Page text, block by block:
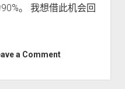
。 我想借此机会回
a Comment